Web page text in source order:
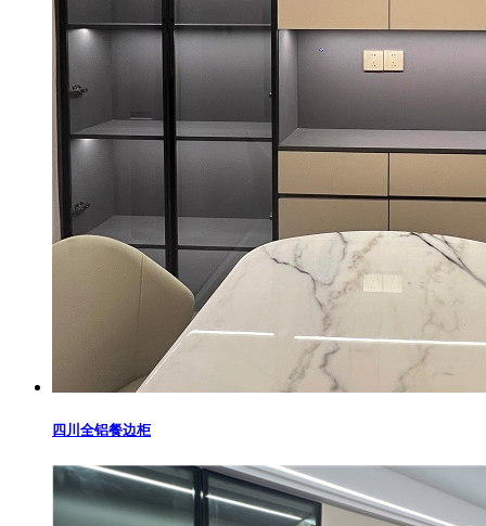
四川全铝餐边柜